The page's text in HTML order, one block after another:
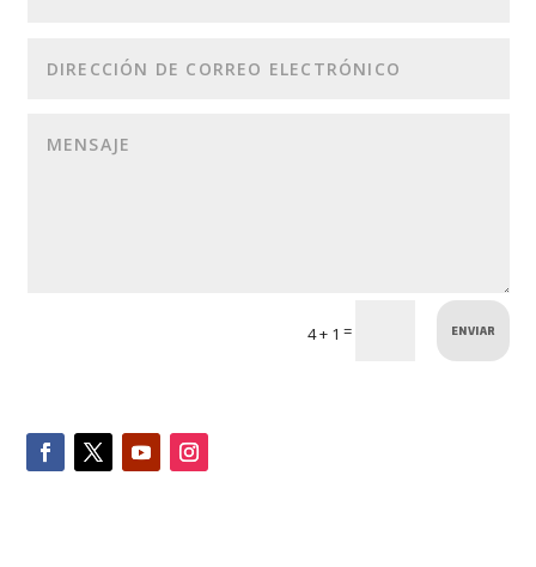
4 + 1 = ENVIAR